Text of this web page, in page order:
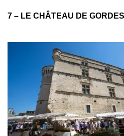
7 – LE CHÂTEAU DE GORDES